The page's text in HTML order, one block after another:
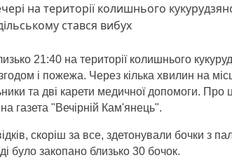
на території колишнього
стався вибух
21:40 на території колишнього
і пожежа. Через кілька хвилин на
та дві карети медичної допомоги. Про
газета "Вечірній Кам'янець".
скоріш за все, здетонували бочки з
було закопано близько 30 бочок.